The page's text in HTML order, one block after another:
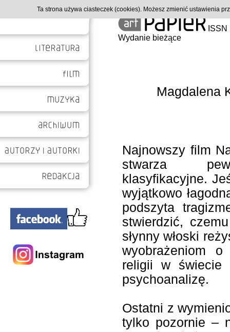
Wydanie bieżące
Magdalena
Najnowszy film
stwarza
klasyfikacyjne.
wyjątkowo
podszyta
stwierdzić,
słynny włoski
wyobrażeniom
religii w świecie
psychoanalizę.
Ostatni z
tylko pozornie –
Ta strona używa ciasteczek (cookies). Możesz zmienić ustawienia